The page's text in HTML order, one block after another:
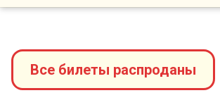
Все билеты распроданы